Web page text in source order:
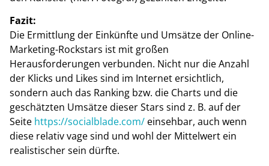
Fazit:
Die Ermittlung der Einkünfte und Umsätze der Online-
Marketing-Rockstars ist mit großen
Herausforderungen verbunden. Nicht nur die Anzahl
der Klicks und Likes sind im Internet ersichtlich,
sondern auch das Ranking bzw. die Charts und die
geschätzten Umsätze dieser Stars sind z. B. auf der
Seite https://socialblade.com/ einsehbar, auch wenn
diese relativ vage sind und wohl der Mittelwert ein
realistischer sein dürfte.